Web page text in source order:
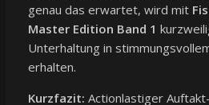
genau das erwartet, wird mit
Master Edition Band 1
Unterhaltung in
erhalten.
Kurzfazit: Actionlastiger